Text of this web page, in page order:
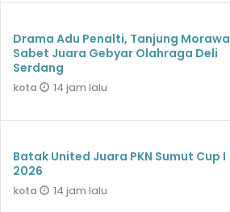
Drama Adu Penalti, Tanjung Morawa
Sabet Juara Gebyar Olahraga Deli
Serdang
kota 14 jam lalu
Batak United Juara PKN Sumut Cup I
2026
kota 14 jam lalu